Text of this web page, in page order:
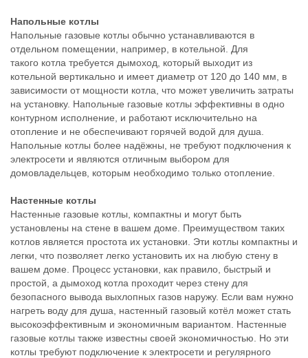
Напольные котлы
Напольные газовые котлы обычно устанавливаются в
отдельном помещении, например, в котельной. Для
такого котла требуется дымоход, который выходит из
котельной вертикально и имеет диаметр от 120 до 140 мм, в
зависимости от мощности котла, что может увеличить затраты
на установку. Напольные газовые котлы эффективны в одно
контурном исполнение, и работают исключительно на
отопление и не обеспечивают горячей водой для душа.
Напольные котлы более надёжны, не требуют подключения к
электросети и являются отличным выбором для
домовладельцев, которым необходимо только отопление.
Настенные котлы
Настенные газовые котлы, компактны и могут быть
установлены на стене в вашем доме. Преимуществом таких
котлов является простота их установки. Эти котлы компактны и
легки, что позволяет легко установить их на любую стену в
вашем доме. Процесс установки, как правило, быстрый и
простой, а дымоход котла проходит через стену для
безопасного вывода выхлопных газов наружу. Если вам нужно
нагреть воду для душа, настенный газовый котёл может стать
высокоэффективным и экономичным вариантом. Настенные
газовые котлы также известны своей экономичностью. Но эти
котлы требуют подключение к электросети и регулярного